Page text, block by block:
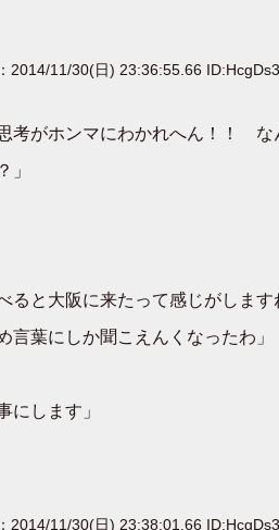
2014/11/30(日) 23:36:55.66
がホンマにわかれへん！！ な
」
と大阪に来たって感じがします
葉にしか聞こえんくなったわ」
にします」
2014/11/30(日) 23:38:01.66